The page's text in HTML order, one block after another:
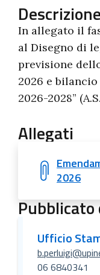
Descrizione
In allegato il
al Disegno di
previsione
2026 e
2026-2028”
Allegati
2026
Pubblicato
Ufficio
06 6840341